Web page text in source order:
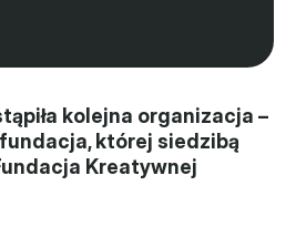
kolejna organizacja –
której siedzibą
Kreatywnej